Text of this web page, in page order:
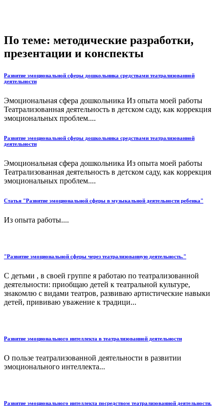
По теме: методические разработки,
презентации и конспекты
Развитие эмоциональной сферы дошкольника средствами театрализованной
деятельности
Эмоциональная сфера дошкольника Из опыта моей работы
Театрализованная деятельность в детском саду, как коррекция
эмоциональных проблем....
Развитие эмоциональной сферы дошкольника средствами театрализованной
деятельности
Эмоциональная сфера дошкольника Из опыта моей работы
Театрализованная деятельность в детском саду, как коррекция
эмоциональных проблем....
Статья "Развитие эмоциональной сферы в музыкальной деятельности ребенка"
Из опыта работы....
"Развитие эмоциональной сферы через театрализованную деятельность."
С детьми , в своей группе я работаю по театрализованной
деятельности: приобщаю детей к театральной культуре,
знакомлю с видами театров, развиваю артистические навыки
детей, прививаю уважение к традици...
Развитие эмоционального интеллекта в театрализованной деятельности
О пользе театрализованной деятельности в развитии
эмоционального интеллекта...
Развитие эмоционального интеллекта посредством театрализованной деятельности.